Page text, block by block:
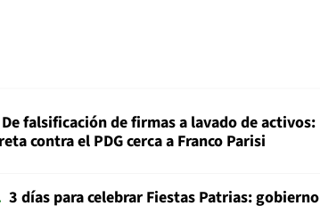
De falsificación de firmas a lavado de activos:
contra el PDG cerca a Franco Parisi
3 días para celebrar Fiestas Patrias: gobierno